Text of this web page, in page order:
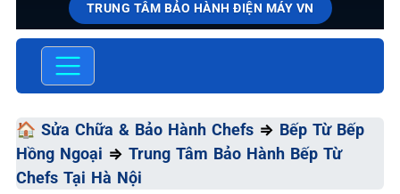
TRUNG TÂM BẢO HÀNH ĐIỆN MÁY VN
SỬA CHỮA & BẢO HÀNH
Đa
📞 09.663.898.33
🏠 Sửa Chữa & Bảo Hành Chefs ⇒ Bếp Từ Bếp
Hồng Ngoại ⇒ Trung Tâm Bảo Hành Bếp Từ
Chefs Tại Hà Nội